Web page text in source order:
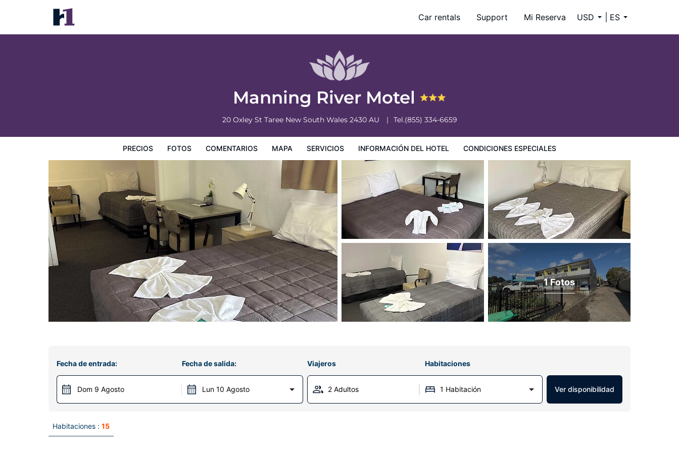
Car rentals Support Mi Reserva USD ES
Manning River Motel
20 Oxley St Taree New South Wales 2430 AU Tel.(855) 334-6659
PRECIOS FOTOS COMENTARIOS MAPA SERVICIOS INFORMACIÓN DEL HOTEL CONDICIONES ESPECIALES
Manning River Motel
Precios
1 Fotos
Fecha de entrada:
Dom 9 Agosto
Fecha de salida:
Lun 10 Agosto
Viajeros Habitaciones
2 Adultos 1 Habitación Ver disponibilidad
Habitaciones : 15